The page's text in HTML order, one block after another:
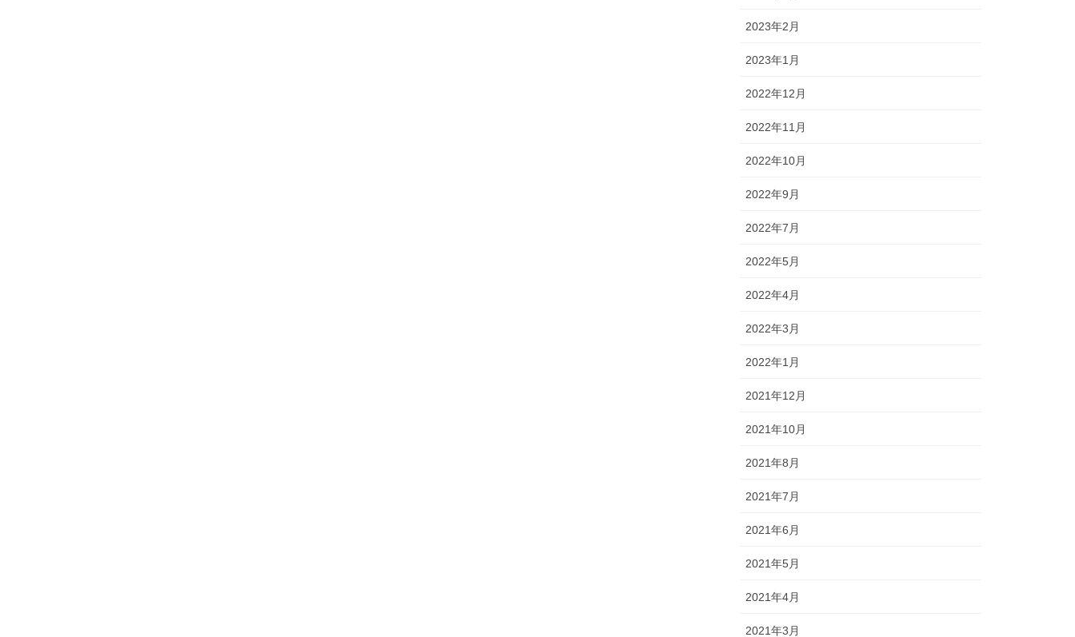
2023年2月
2023年1月
2022年12月
2022年11月
2022年10月
2022年9月
2022年7月
2022年5月
2022年4月
2022年3月
2022年1月
2021年12月
2021年10月
2021年8月
2021年7月
2021年6月
2021年5月
2021年4月
2021年3月